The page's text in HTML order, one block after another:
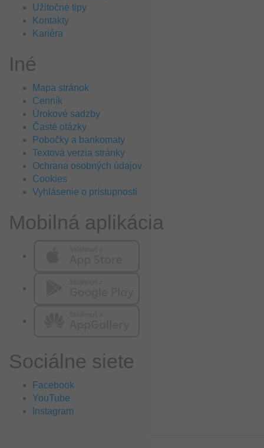
Užitočné tipy
Kontakty
Kariéra
Iné
Mapa stránok
Cenník
Úrokové sadzby
Časté otázky
Pobočky a bankomaty
Textová verzia stránky
Ochrana osobných údajov
Cookies
Vyhlásenie o prístupnosti
Mobilná aplikácia
Sociálne siete
Facebook
YouTube
Instagram